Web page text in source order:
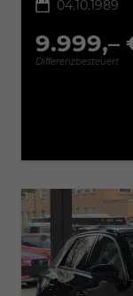
04.10.1989
9.999,–
Differenzbesteuert